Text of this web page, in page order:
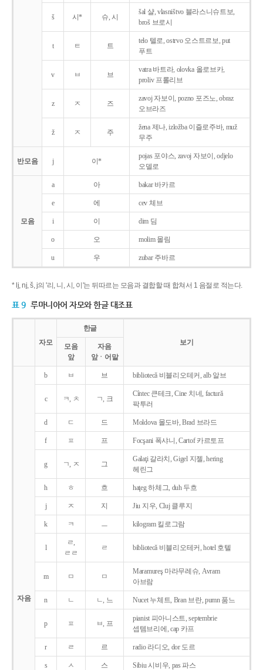
š 시* 슈, 시
šal 샬, vlasništvo 블라스니슈트보,
broš 브로시
t ㅌ 트
telo 텔로, ostrvo 오스트르보, put
푸트
v ㅂ 브
vatra 바트라, olovka 올로브카,
proliv 프롤리브
z ㅈ 즈
zavoj 자보이, pozno 포즈노, obraz
오브라즈
ž ㅈ 주
žena 제나, izložba 이즐로주바, muž
무주
반모음 j 이*
pojas 포야스, zavoj 자보이, odjelo
오델로
모음
a 아 bakar 바카르
e 에 cev 체브
i 이 dim 딤
o 오 molim 몰림
u 우 zubar 주바르
* lj, nj, š, j의 '리, 니, 시, 이'는 뒤따르는 모음과 결합할 때 합쳐서 1 음절로 적는다.
표 9 루마니아어 자모와 한글 대조표
자모
한글
보기
모음
앞
자음
앞ㆍ어말
자음
b ㅂ 브 bibliotecǎ 비블리오테커, alb 알브
c ㅋ, ㅊ ㄱ, 크
Cîntec 큰테크, Cine 치네, facturǎ
팍투러
d ㄷ 드 Moldova 몰도바, Brad 브라드
f ㅍ 프 Focşani 폭샤니, Cartof 카르토프
g ㄱ, ㅈ 그
Galaţi 갈라치, Gigel 지젤, hering
헤린그
h ㅎ 흐 haţeg 하체그, duh 두흐
j ㅈ 지 Jiu 지우, Cluj 클루지
k ㅋ ㅡ kilogram 킬로그람
l
ㄹ,
ㄹㄹ
ㄹ bibliotecǎ 비블리오테커, hotel 호텔
m ㅁ ㅁ
Maramureş 마라무레슈, Avram
아브람
n ㄴ ㄴ, 느 Nucet 누체트, Bran 브란, pumn 품느
p ㅍ ㅂ, 프
pianist 피아니스트, septembrie
셉템브리에, cap 카프
r ㄹ 르 radio 라디오, dor 도르
s ㅅ 스 Sibiu 시비우, pas 파스